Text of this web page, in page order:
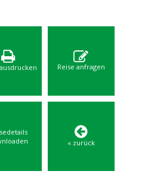
Reise anfragen
« zurück